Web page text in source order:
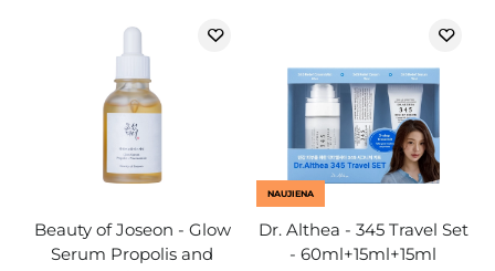
Beauty of Joseon - Glow
Serum Propolis and
NAUJIENA
Dr. Althea - 345 Travel Set
- 60ml+15ml+15ml